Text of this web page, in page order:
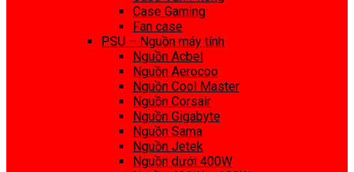
Case Gaming
Fan case
PSU – Nguồn máy tính
Nguồn Acbel
Nguồn Aerocoo
Nguồn Cool Master
Nguồn Corsair
Nguồn Gigabyte
Nguồn Sama
Nguồn Jetek
Nguồn dưới 400W